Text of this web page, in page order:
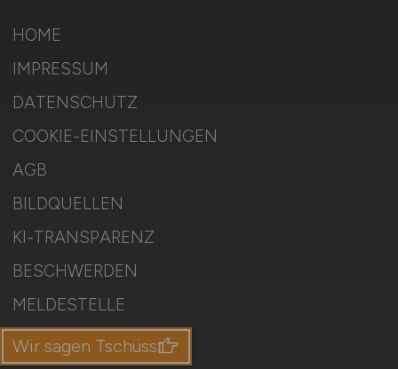
HOME
IMPRESSUM
DATENSCHUTZ
COOKIE-EINSTELLUNGEN
AGB
BILDQUELLEN
KI-TRANSPARENZ
BESCHWERDEN
MELDESTELLE
SITEMAP
Wir sagen Tschüss